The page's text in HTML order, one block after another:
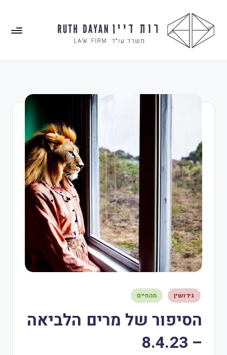
גירושין מהחיים
הסיפור של מרים הלביאה
– 8.4.23